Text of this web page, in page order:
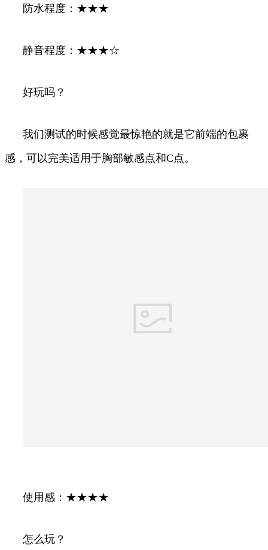
防水程度：★★★
静音程度：★★★☆
好玩吗？
我们测试的时候感觉最惊艳的就是它前端的包裹
感，可以完美适用于胸部敏感点和C点。
使用感：★★★★
怎么玩？